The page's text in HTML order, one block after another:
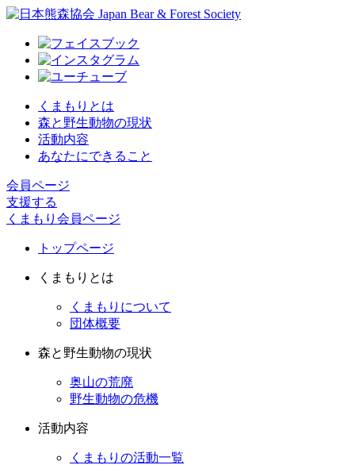
くまもりとは
森と野生動物の現状
活動内容
あなたにできること
会員ページ
支援する
くまもり会員ページ
トップページ
くまもりとは
くまもりについて
団体概要
森と野生動物の現状
奥山の荒廃
野生動物の危機
活動内容
くまもりの活動一覧